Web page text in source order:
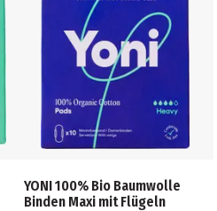
YONI 100% Bio Baumwolle
Binden Maxi mit Flügeln